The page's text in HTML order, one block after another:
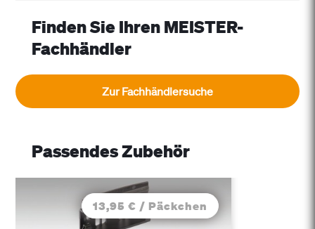
Finden Sie Ihren MEISTER-
Fachhändler
Zur Fachhändlersuche
Passendes Zubehör
13,95 € / Päckchen